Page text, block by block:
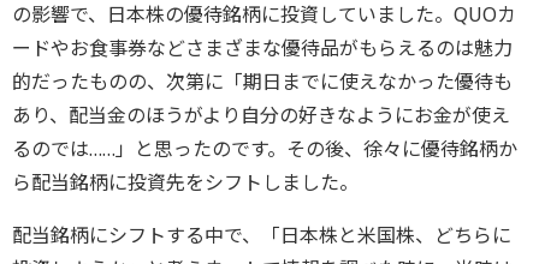
の影響で、日本株の優待銘柄に投資していました。QUOカ
ードやお食事券などさまざまな優待品がもらえるのは魅力
的だったものの、次第に「期日までに使えなかった優待も
あり、配当金のほうがより自分の好きなようにお金が使え
るのでは……」と思ったのです。その後、徐々に優待銘柄か
ら配当銘柄に投資先をシフトしました。
配当銘柄にシフトする中で、「日本株と米国株、どちらに